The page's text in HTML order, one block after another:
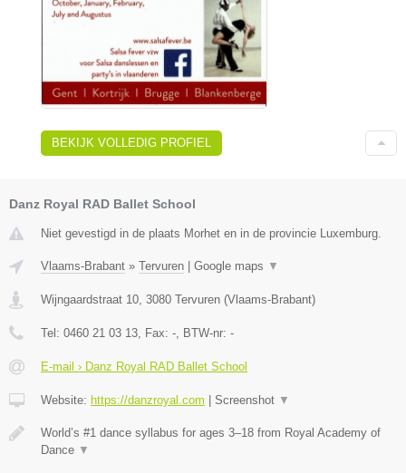
BEKIJK VOLLEDIG PROFIEL
Danz Royal RAD Ballet School
Niet gevestigd in de plaats Morhet en in de provincie Luxemburg.
Vlaams-Brabant » Tervuren | Google maps ▼
Wijngaardstraat 10 3080 Tervuren (Vlaams-Brabant)
Tel: 0460 21 03 13 , Fax: - , BTW-nr: -
E-mail › Danz Royal RAD Ballet School
Website: https://danzroyal.com | Screenshot ▼
World’s #1 dance syllabus for ages 3–18 from Royal Academy of
Dance ▼